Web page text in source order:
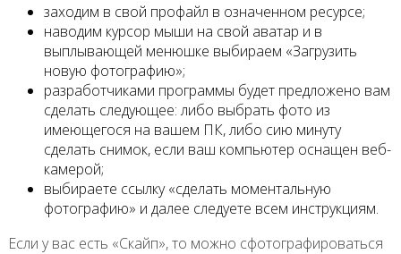
заходим в свой профайл в означенном ресурсе;
наводим курсор мыши на свой аватар и в
выплывающей менюшке выбираем «Загрузить
новую фотографию»;
разработчиками программы будет предложено вам
сделать следующее: либо выбрать фото из
имеющегося на вашем ПК, либо сию минуту
сделать снимок, если ваш компьютер оснащен веб-
камерой;
выбираете ссылку «сделать моментальную
фотографию» и далее следуете всем инструкциям.
Если у вас есть «Скайп», то можно сфотографироваться